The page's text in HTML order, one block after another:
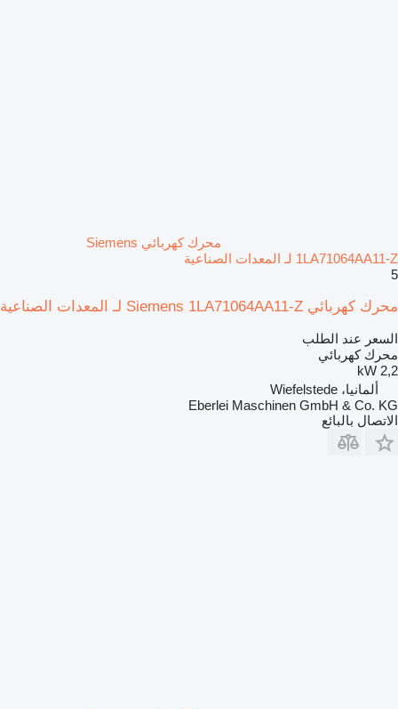
محرك كهربائي Siemens
1LA71064AA11-Z لـ المعدات الصناعية
5
محرك كهربائي Siemens 1LA71064AA11-Z لـ المعدات الصناعية
السعر عند الطلب
محرك كهربائي
2,2 kW
ألمانيا، Wiefelstede
Eberlei Maschinen GmbH & Co. KG
الاتصال بالبائع